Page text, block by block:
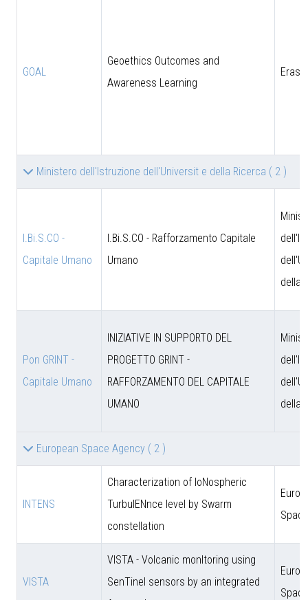
GOAL
Geoethics Outcomes and
Awareness Learning
Ministero dell'Istruzione dell'Universit e della Ricerca ( 2 )
I.Bi.S.CO -
Capitale Umano
I.Bi.S.CO - Rafforzamento Capitale
Umano
della
Pon GRINT -
Capitale Umano
INIZIATIVE IN SUPPORTO DEL
PROGETTO GRINT -
RAFFORZAMENTO DEL CAPITALE
UMANO
della
European Space Agency ( 2 )
INTENS
Characterization of IoNospheric
TurbulENnce level by Swarm
constellation
VISTA
VISTA - Volcanic monItoring using
SenTinel sensors by an integrated